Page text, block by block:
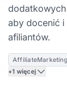
aby docenić
afiliantów.
AffiliateMarketing
+1 więcej